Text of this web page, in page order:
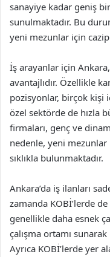
sanayiye kadar geniş
sunulmaktadır. Bu
yeni mezunlar için cazip
İş arayanlar için
avantajlıdır. Özellikle
pozisyonlar, birçok kişi
özel sektörde de hızla
firmaları, genç ve
nedenle, yeni
sıklıkla bulunmaktadır.
Ankara’da iş ilanları
zamanda KOBİ’lerde
genellikle daha esnek
çalışma ortamı
Ayrıca KOBİ’lerde yer